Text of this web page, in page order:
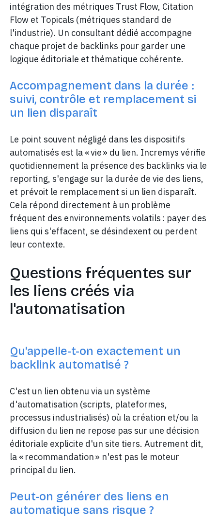
intégration des métriques Trust Flow, Citation
Flow et Topicals (métriques standard de
l'industrie). Un consultant dédié accompagne
chaque projet de backlinks pour garder une
logique éditoriale et thématique cohérente.
Accompagnement dans la durée :
suivi, contrôle et remplacement si
un lien disparaît
Le point souvent négligé dans les dispositifs
automatisés est la « vie » du lien. Incremys vérifie
quotidiennement la présence des backlinks via le
reporting, s'engage sur la durée de vie des liens,
et prévoit le remplacement si un lien disparaît.
Cela répond directement à un problème
fréquent des environnements volatils : payer des
liens qui s'effacent, se désindexent ou perdent
leur contexte.
Questions fréquentes sur
les liens créés via
l'automatisation
Qu'appelle-t-on exactement un
backlink automatisé ?
C'est un lien obtenu via un système
d'automatisation (scripts, plateformes,
processus industrialisés) où la création et/ou la
diffusion du lien ne repose pas sur une décision
éditoriale explicite d'un site tiers. Autrement dit,
la « recommandation » n'est pas le moteur
principal du lien.
Peut-on générer des liens en
automatique sans risque ?